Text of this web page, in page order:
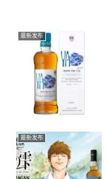
最新发布
最新发布